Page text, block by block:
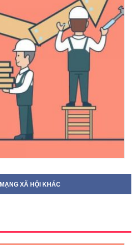
MẠNG XÃ HỘI KHÁC